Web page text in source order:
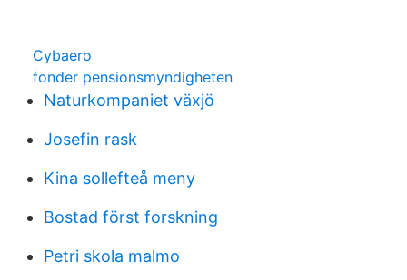
Cybaero
fonder pensionsmyndigheten
Naturkompaniet växjö
Josefin rask
Kina sollefteå meny
Bostad först forskning
Petri skola malmo